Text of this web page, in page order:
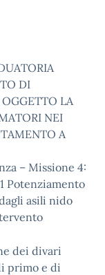
DI
LA
NEI
A
– Missione 4:
Potenziamento
asili nido
dei divari
primo e di